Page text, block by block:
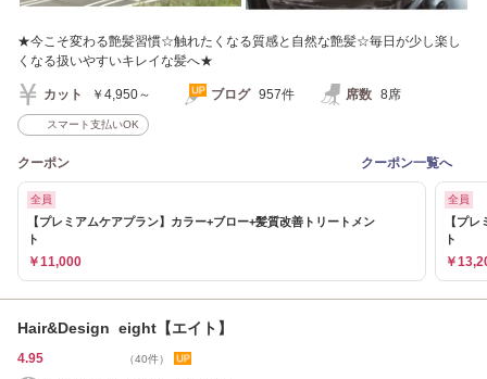
★今こそ変わる艶髪習慣☆触れたくなる質感と自然な艶髪☆毎日が少し楽し
くなる扱いやすいキレイな髪へ★
カット ￥4,950～ ブログ 957件 席数 8席
スマート支払いOK
クーポン クーポン一覧へ
全員
【プレミアムケアプラン】カラー+ブロー+髪質改善トリートメン
ト
￥11,000
全員
【プ
ト
￥
Hair&Design eight【エイト】
4.95 （40件）